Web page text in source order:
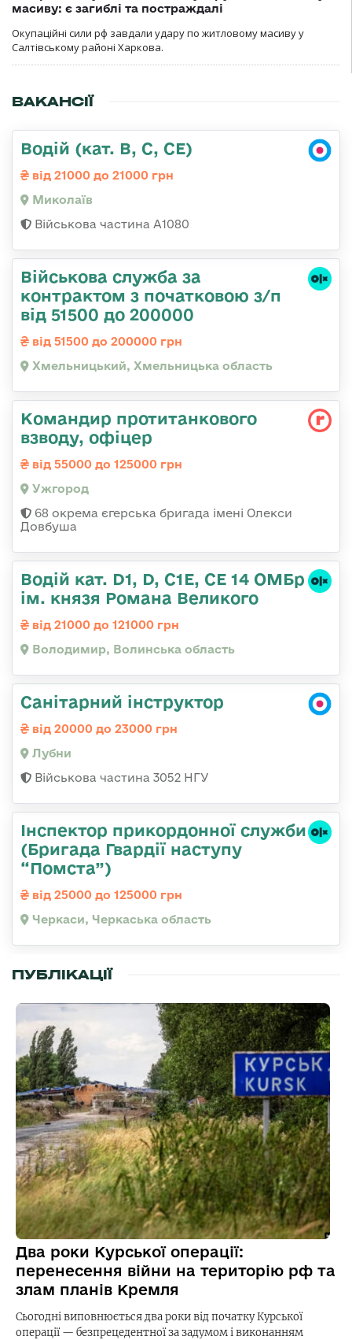
масиву: є загиблі та постраждалі
Окупаційні сили рф завдали удару по житловому масиву у
Салтівському районі Харкова.
ВАКАНСІЇ
Водій (кат. B, C, CE)
від 21000 до 21000 грн
Миколаїв
Військова частина А1080
Військова служба за
контрактом з початковою з/п
від 51500 до 200000
від 51500 до 200000 грн
Хмельницький, Хмельницька область
Командир протитанкового
взводу, офіцер
від 55000 до 125000 грн
Ужгород
68 окрема єгерська бригада імені Олекси
Довбуша
Водій кат. D1, D, C1E, CE 14 ОМБр
ім. князя Романа Великого
від 21000 до 121000 грн
Володимир, Волинська область
Санітарний інструктор
від 20000 до 23000 грн
Лубни
Військова частина 3052 НГУ
Інспектор прикордонної служби
(Бригада Гвардії наступу
“Помста”)
від 25000 до 125000 грн
Черкаси, Черкаська область
ПУБЛІКАЦІЇ
Два роки Курської операції:
перенесення війни на територію рф та
злам планів Кремля
Сьогодні виповнюється два роки від початку Курської
операції — безпрецедентної за задумом і виконанням